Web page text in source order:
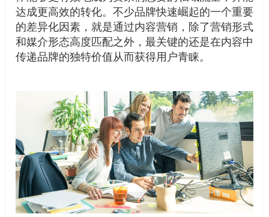
达成更高效的转化。不少品牌快速崛起的一个重要
的差异化因素，就是通过内容营销，除了营销形式
和媒介形态高度匹配之外，最关键的还是在内容中
传递品牌的独特价值从而获得用户青睐。